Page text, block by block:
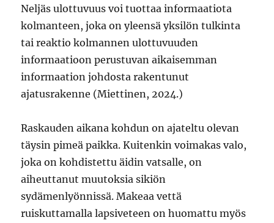
Neljäs ulottuvuus voi tuottaa informaatiota
kolmanteen, joka on yleensä yksilön tulkinta
tai reaktio kolmannen ulottuvuuden
informaatioon perustuvan aikaisemman
informaation johdosta rakentunut
ajatusrakenne (Miettinen, 2024.)
Raskauden aikana kohdun on ajateltu olevan
täysin pimeä paikka. Kuitenkin voimakas valo,
joka on kohdistettu äidin vatsalle, on
aiheuttanut muutoksia sikiön
sydämenlyönnissä. Makeaa vettä
ruiskuttamalla lapsiveteen on huomattu myös